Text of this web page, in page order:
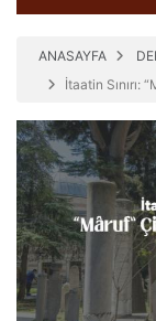
ANASAYFA
İtaatin Sınırı: